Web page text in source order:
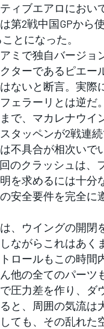
ィブエアロにおい
第2戦中国GPから
とになった。
ミで独自バージョ
ターであるピエ
ないと断言。実際
ェラーリとは逆だ。
で、マカレナウイ
タッペンが2戦連
不具合が相次いで
のクラッシュは、
を求めるには十
安全要件を完全に
、ウイングの開閉
ながらこれはあ
ロールもこの時間
他の全てのパーツ
圧力差を作り、
と、周囲の気流
ても、その乱れ